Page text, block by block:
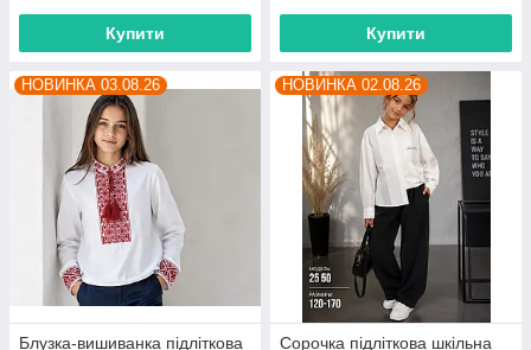
Купити Купити
НОВИНКА 03.08.26
Блузка-вишиванка підліткова
НОВИНКА 02.08.26
Сорочка підліткова шкільна